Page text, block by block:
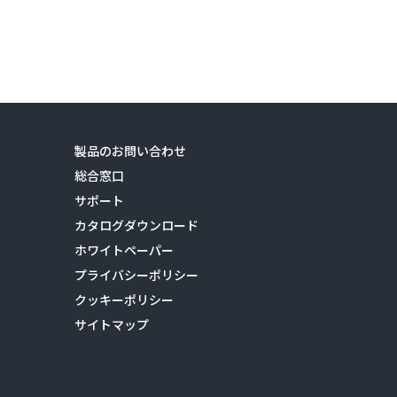
製品のお問い合わせ
総合窓口
サポート
カタログダウンロード
ホワイトペーパー
プライバシーポリシー
クッキーポリシー
サイトマップ